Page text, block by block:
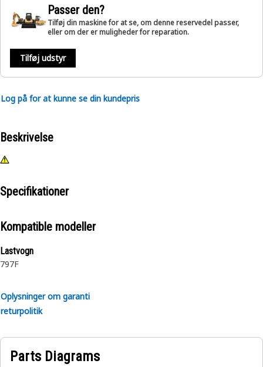
Passer den?
Tilføj din maskine for at se, om denne reservedel passer,
eller om der er muligheder for reparation.
Tilføj udstyr
Log på for at kunne se din kundepris
Beskrivelse
Specifikationer
Kompatible modeller
Lastvogn
797F
Oplysninger om garanti
returpolitik
Parts Diagrams